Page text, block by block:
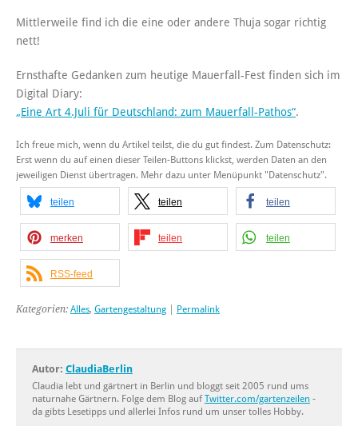
Mittlerweile find ich die eine oder andere Thuja sogar richtig
nett!
Ernsthafte Gedanken zum heutige Mauerfall-Fest finden sich im
Digital Diary:
„Eine Art 4.Juli für Deutschland: zum Mauerfall-Pathos“.
Ich freue mich, wenn du Artikel teilst, die du gut findest. Zum Datenschutz:
Erst wenn du auf einen dieser Teilen-Buttons klickst, werden Daten an den
jeweiligen Dienst übertragen. Mehr dazu unter Menüpunkt "Datenschutz".
teilen teilen teilen
merken teilen teilen
RSS-feed
Kategorien: Alles, Gartengestaltung Permalink
Autor: ClaudiaBerlin
Claudia lebt und gärtnert in Berlin und bloggt seit 2005 rund ums
naturnahe Gärtnern. Folge dem Blog aufTwitter.com/gartenzeilen -
da gibts Lesetipps und allerlei Infos rund um unser tolles Hobby.